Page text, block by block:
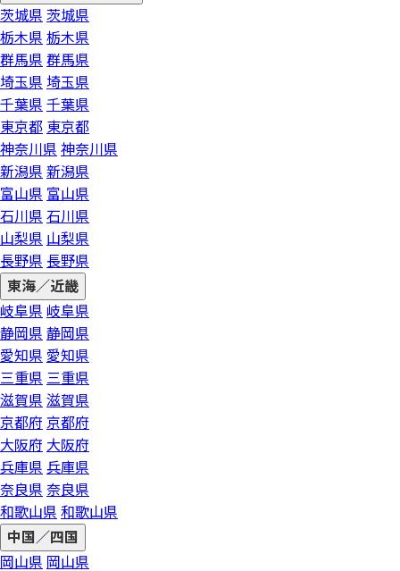
茨城県 茨城県
栃木県 栃木県
群馬県 群馬県
埼玉県 埼玉県
千葉県 千葉県
東京都 東京都
神奈川県 神奈川県
新潟県 新潟県
富山県 富山県
石川県 石川県
山梨県 山梨県
長野県 長野県
東海／近畿
岐阜県 岐阜県
静岡県 静岡県
愛知県 愛知県
三重県 三重県
滋賀県 滋賀県
京都府 京都府
大阪府 大阪府
兵庫県 兵庫県
奈良県 奈良県
和歌山県 和歌山県
中国／四国
岡山県 岡山県